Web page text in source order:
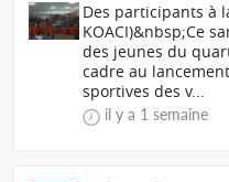
Des participants à
KOACI)&nbsp;Ce
des jeunes du
cadre au
sportives des v...
il y a 1 semaine